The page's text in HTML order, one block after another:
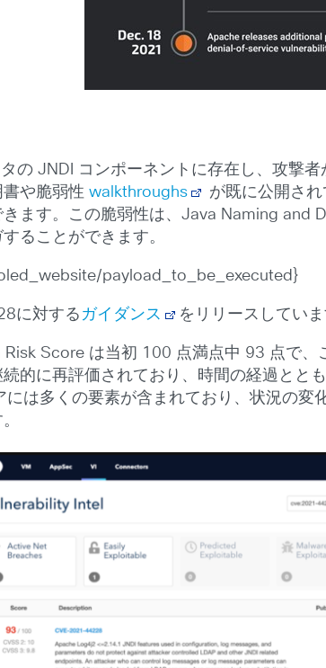
の JNDI コンポーネントに存在し、攻撃
書や脆弱性walkthroughs
が既に公開さ
ます。この脆弱性は、Java Naming
ることができます。
payload_to_be_executed}
に対する ガイダンス をリリースしていま
Score は当初 100 点満点中 93 点で、
的に再評価されており、時間の経過と
は多くの要素が含まれており、状況の